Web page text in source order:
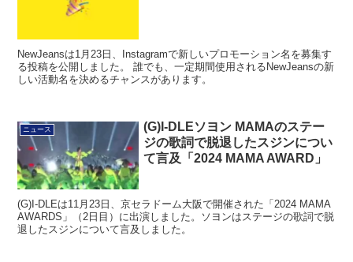
NewJeansは1月23日、Instagramで新しいプロモーション名を募集す
る投稿を公開しました。 誰でも、一定期間使用されるNewJeansの新
しい活動名を決めるチャンスがあります。
ニュース
(G)I-DLEソヨン MAMAのステー
ジの歌詞で脱退したスジンについ
て言及「2024 MAMA AWARD」
(G)I-DLEは11月23日、京セラドーム大阪で開催された「2024 MAMA
AWARDS」（2日目）に出演しました。ソヨンはステージの歌詞で脱
退したスジンについて言及しました。